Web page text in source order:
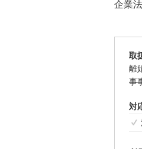
企業
取
離
事
対